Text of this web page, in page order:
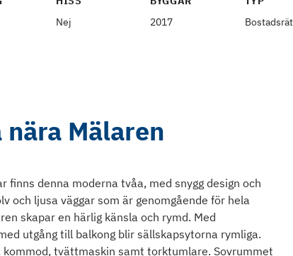
Nej
2017
Mälaren
finns denna moderna tvåa, med snygg design och
och ljusa väggar som är genomgående för hela
skapar en härlig känsla och rymd. Med
utgång till balkong blir sällskapsytorna rymliga.
tvättmaskin samt torktumlare. Sovrummet